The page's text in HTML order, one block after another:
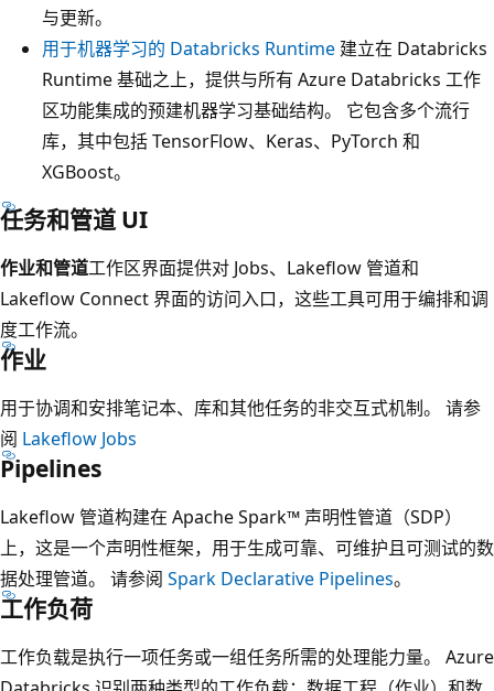
与更新。
用于机器学习的 Databricks Runtime 建立在 Databricks
Runtime 基础之上，提供与所有 Azure Databricks 工作
区功能集成的预建机器学习基础结构。 它包含多个流行
库，其中包括 TensorFlow、Keras、PyTorch 和
XGBoost。
任务和管道 UI
作业和管道工作区界面提供对 Jobs、Lakeflow 管道和
Lakeflow Connect 界面的访问入口，这些工具可用于编排和调
度工作流。
作业
用于协调和安排笔记本、库和其他任务的非交互式机制。 请参
阅 Lakeflow Jobs
Pipelines
Lakeflow 管道构建在 Apache Spark™ 声明性管道（SDP）
上，这是一个声明性框架，用于生成可靠、可维护且可测试的数
据处理管道。 请参阅 Spark Declarative Pipelines。
工作负荷
工作负载是执行一项任务或一组任务所需的处理能力量。 Azure